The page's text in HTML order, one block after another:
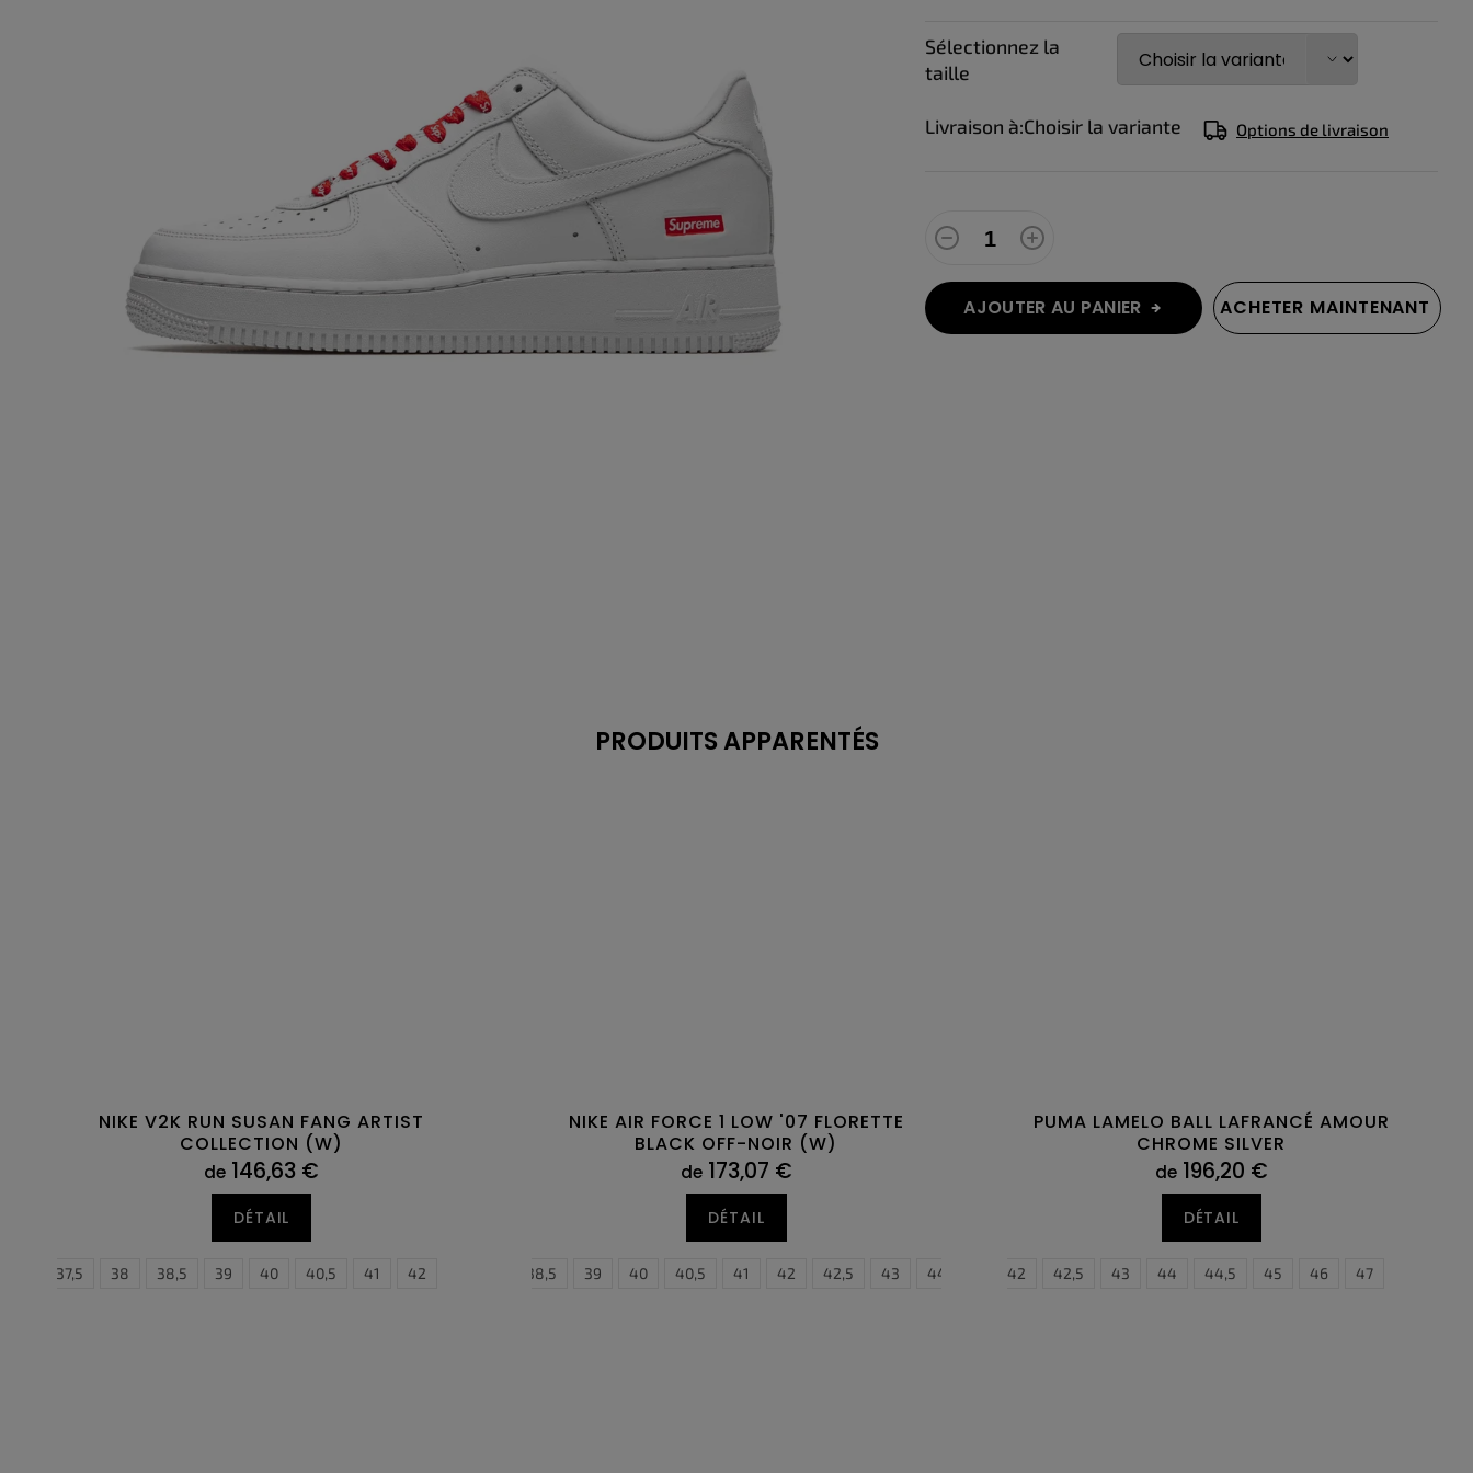
Sélectionnez la
taille
Livraison à:Choisir la variante Options de livraison
AJOUTER AU PANIER ACHETER MAINTENANT
PRODUITS APPARENTÉS
NIKE V2K RUN SUSAN FANG ARTIST
COLLECTION (W)
de 146,63 €
DÉTAIL
37,5 38 38,5 39 40 40,5 41 42
NIKE AIR FORCE 1 LOW '07 FLORETTE
BLACK OFF-NOIR (W)
de173,07 €
DÉTAIL
36 36,5 38,5 39 40 40,5 41 42 42,5 43 44
PUMA LAMELO BALL LAFRANCÉ AMOUR
CHROME SILVER
de196,20 €
DÉTAIL
40,5 42 42,5 43 44 44,5 45 46 47